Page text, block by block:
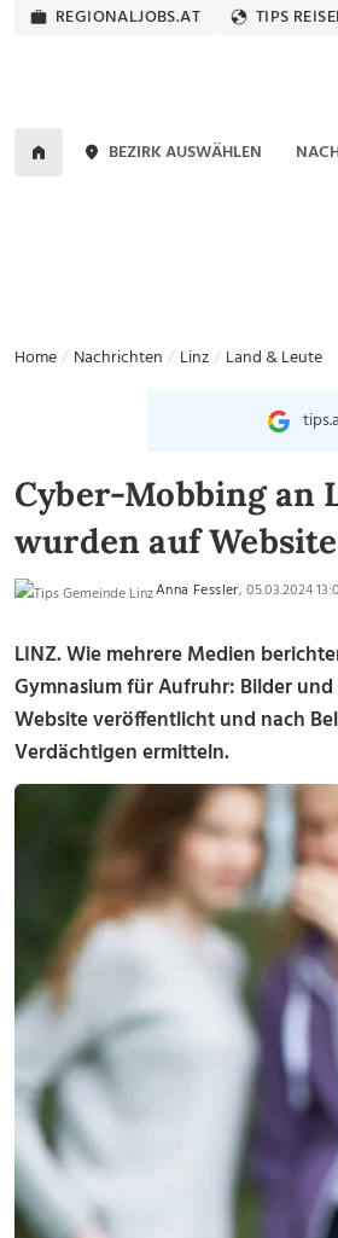
REGIONALJOBS.AT TIPS
BEZIRK AUSWÄHLEN
Home Nachrichten Linz Land & Leute
Cyber-Mobbing an
wurden auf
Anna Fessler, 05.03.2024
LINZ. Wie mehrere Medien
Gymnasium für Aufruhr: Bilder
Website veröffentlicht und nach
Verdächtigen ermitteln.